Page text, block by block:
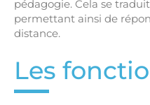
pédagogie. Cela se
permettant ainsi de
distance.
Les